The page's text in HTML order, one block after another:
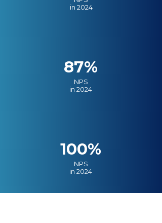
in 2024
87%
NPS
in 2024
100%
NPS
in 2024